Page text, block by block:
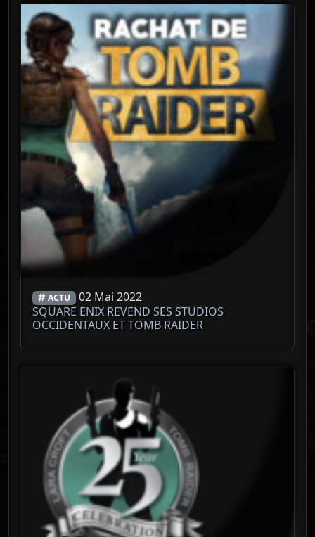
ACTU 02 Mai 2022
SQUARE ENIX REVEND SES STUDIOS
OCCIDENTAUX ET TOMB RAIDER